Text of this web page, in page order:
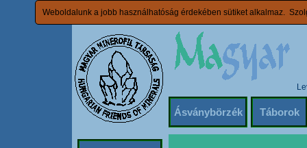
Weboldalunk a jobb használhatóság érdekében sütiket alkalmaz.
Ásványbörzék Táborok